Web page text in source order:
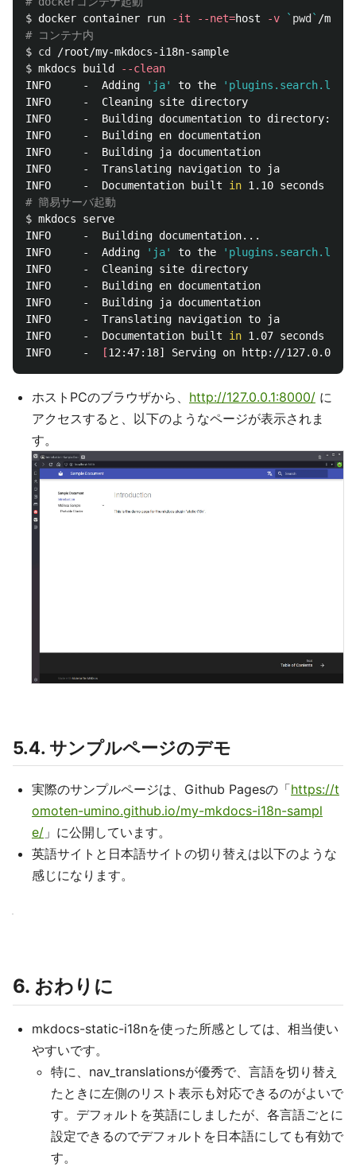
$ docker container run -it --net=host -v ` pwd `
# コンテナ内
$ cd
$ mkdocs build
--clean
INFO     -  Adding
'ja' to the
'plugins.search.lang'
INFO     -  Cleaning site directory
INFO     -  Building documentation to directory: /
INFO     -  Building en documentation
INFO     -  Building ja documentation
INFO     -  Translating navigation to ja
INFO     -  Documentation built in
# 簡易サーバ起動
$ mkdocs serve
INFO     -  Building documentation...
INFO     -  Adding
'ja' to the
'plugins.search.lang'
INFO     -  Cleaning site directory
INFO     -  Building en documentation
INFO     -  Building ja documentation
INFO     -  Translating navigation to ja
INFO     -  Documentation built in 1.07 seconds
INFO     -
[
ホストPCのブラウザから、 http://127.0.0.1:8000/ に
アクセスすると、以下のようなページが表示されま
す。
5.4. サンプルページのデモ
実際のサンプルページは、Github Pagesの「https://t
omoten-umino.github.io/my-mkdocs-i18n-sampl
e/ 」に公開しています。
英語サイトと日本語サイトの切り替えは以下のような
感じになります。
6. おわりに
mkdocs-static-i18nを使った所感としては、相当使い
やすいです。
特に、nav_translationsが優秀で、言語を切り替え
たときに左側のリスト表示も対応できるのがよいで
す。デフォルトを英語にしましたが、各言語ごとに
設定できるのでデフォルトを日本語にしても有効で
す。